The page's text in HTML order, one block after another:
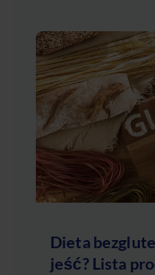
Dieta
jeść? Lista